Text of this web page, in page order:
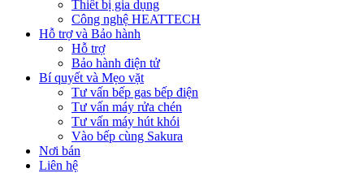
Thiết bị gia dụng
Công nghệ HEATTECH
Hỗ trợ và Bảo hành
Hỗ trợ
Bảo hành điện tử
Bí quyết và Mẹo vặt
Tư vấn bếp gas bếp điện
Tư vấn máy rửa chén
Tư vấn máy hút khói
Vào bếp cùng Sakura
Nơi bán
Liên hệ